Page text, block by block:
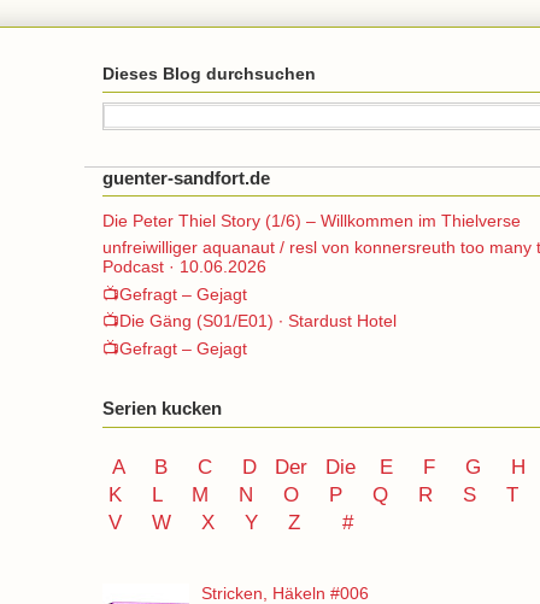
Dieses Blog durchsuchen
guenter-sandfort.de
Die Peter Thiel Story (1/6) – Willkommen im Thielverse
unfreiwilliger aquanaut / resl von konnersreuth too many
Podcast · 10.06.2026
📺Gefragt – Gejagt
📺Die Gäng (S01/E01) ∙ Stardust Hotel
📺Gefragt – Gejagt
Serien kucken
A B C D Der Die E F G
H
K
L M N O P Q R S
T
V
W X Y Z #
Stricken, Häkeln #006